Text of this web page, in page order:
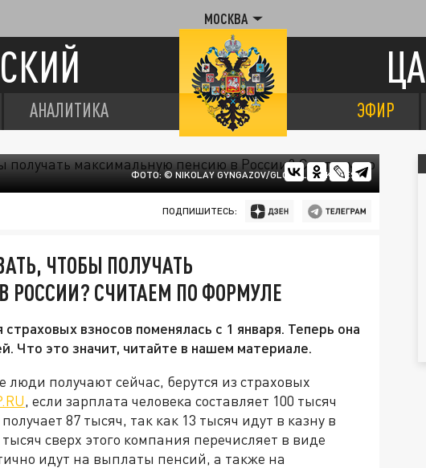
МОСКВА
АНАЛИТИКА ЭФИР
ФОТО: © NIKOLAY GYNGAZOV/GLOBALLOOKPRESS
ПОДПИШИТЕСЬ:
ЧТОБЫ ПОЛУЧАТЬ
СЧИТАЕМ ПО ФОРМУЛЕ
взносов поменялась с 1 января. Теперь она
Что это значит, читайте в нашем материале.
получают сейчас, берутся из страховых
, если зарплата человека составляет 100 тысяч
87 тысяч, так как 13 тысяч идут в казну в
сверх этого компания перечисляет в виде
идут на выплаты пенсий, а также на